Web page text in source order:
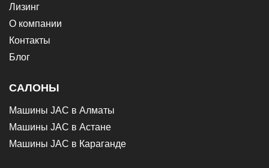
Лизинг
О компании
Контакты
Блог
САЛОНЫ
Машины JAC в Алматы
Машины JAC в Астане
Машины JAC в Караганде